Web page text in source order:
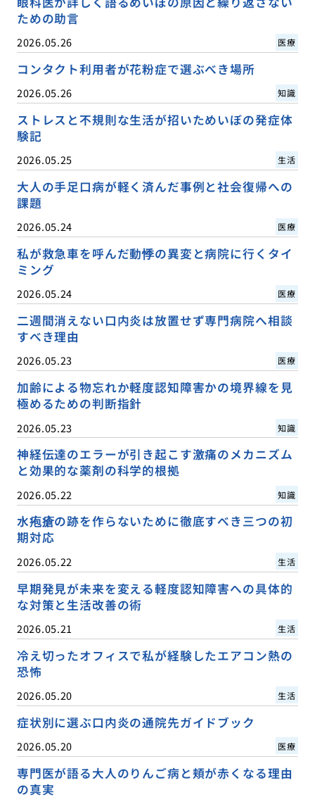
ための助言
2026.05.26 医療
コンタクト利用者が花粉症で選ぶべき場所
2026.05.26 知識
ストレスと不規則な生活が招いためいぼの発症体
験記
2026.05.25 生活
大人の手足口病が軽く済んだ事例と社会復帰への
課題
2026.05.24 医療
私が救急車を呼んだ動悸の異変と病院に行くタイ
ミング
2026.05.24 医療
二週間消えない口内炎は放置せず専門病院へ相談
すべき理由
2026.05.23 医療
加齢による物忘れか軽度認知障害かの境界線を見
極めるための判断指針
2026.05.23 知識
神経伝達のエラーが引き起こす激痛のメカニズム
と効果的な薬剤の科学的根拠
2026.05.22 知識
水疱瘡の跡を作らないために徹底すべき三つの初
期対応
2026.05.22 生活
早期発見が未来を変える軽度認知障害への具体的
な対策と生活改善の術
2026.05.21 生活
冷え切ったオフィスで私が経験したエアコン熱の
恐怖
2026.05.20 生活
症状別に選ぶ口内炎の通院先ガイドブック
2026.05.20 医療
専門医が語る大人のりんご病と頬が赤くなる理由
の真実